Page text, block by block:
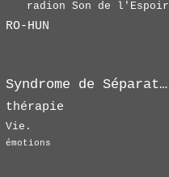
radion Son de l'Espoir
RO-HUN
Syndrome de Séparation
thérapie
Vie.
émotions